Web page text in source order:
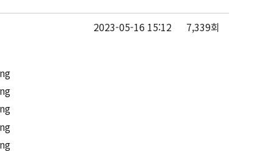
2023-05-16 15:12 7,339회